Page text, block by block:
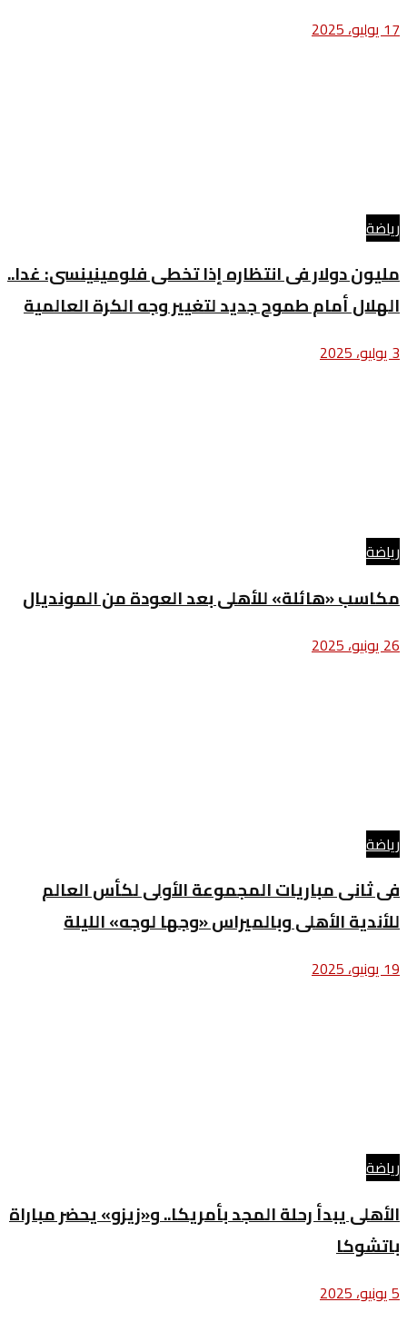
17 يوليو، 2025
رياضة
مليون دولار فى انتظاره إذا تخطى فلومينينسى: غدا..
الهلال أمام طموح جديد لتغيير وجه الكرة العالمية
3 يوليو، 2025
رياضة
مكاسب «هائلة» للأهلى بعد العودة من المونديال
26 يونيو، 2025
رياضة
فى ثانى مباريات المجموعة الأولى لكأس العالم
للأندية الأهلى وبالميراس «وجها لوجه» الليلة
19 يونيو، 2025
رياضة
الأهلى يبدأ رحلة المجد بأمريكا.. و«زيزو» يحضر مباراة
باتشوكا
5 يونيو، 2025